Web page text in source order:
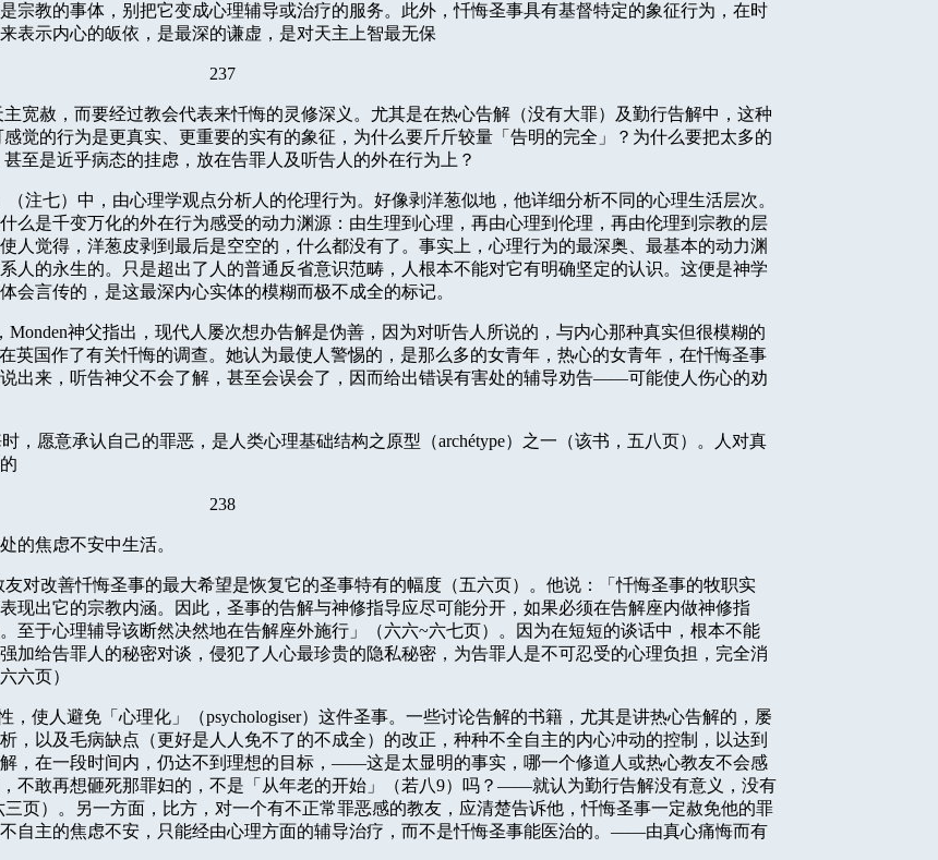
宗教的事体，别把它变成心理辅导或治疗的服务。此外，忏悔圣事具有基督特定的象征行为，在时
表示内心的皈依，是最深的谦虚，是对天主上智最无保
237
宽赦，而要经过教会代表来忏悔的灵修深义。尤其是在热心告解（没有大罪）及勤行告解中，这种
觉的行为是更真实、更重要的实有的象征，为什么要斤斤较量「告明的完全」？为什么要把太多的
至是近乎病态的挂虑，放在告罪人及听告人的外在行为上？
注七）中，由心理学观点分析人的伦理行为。好像剥洋葱似地，他详细分析不同的心理生活层次。
么是千变万化的外在行为感受的动力渊源：由生理到心理，再由心理到伦理，再由伦理到宗教的层
觉得，洋葱皮剥到最后是空空的，什么都没有了。事实上，心理行为的最深奥、最基本的动力渊
人的永生的。只是超出了人的普通反省意识范畴，人根本不能对它有明确坚定的认识。这便是神学
会言传的，是这最深内心实体的模糊而极不成全的标记。
Monden神父指出，现代人屡次想办告解是伪善，因为对听告人所说的，与内心那种真实但很模糊的
英国作了有关忏悔的调查。她认为最使人警惕的，是那么多的女青年，热心的女青年，在忏悔圣事
出来，听告神父不会了解，甚至会误会了，因而给出错误有害处的辅导劝告——可能使人伤心的劝
，愿意承认自己的罪恶，是人类心理基础结构之原型（archétype）之一（该书，五八页）。人对真
238
的焦虑不安中生活。
对改善忏悔圣事的最大希望是恢复它的圣事特有的幅度（五六页）。他说：「忏悔圣事的牧职实
现出它的宗教内涵。因此，圣事的告解与神修指导应尽可能分开，如果必须在告解座内做神修指
至于心理辅导该断然决然地在告解座外施行」（六六~六七页）。因为在短短的谈话中，根本不能
加给告罪人的秘密对谈，侵犯了人心最珍贵的隐私秘密，为告罪人是不可忍受的心理负担，完全消
六页）
，使人避免「心理化」（psychologiser）这件圣事。一些讨论告解的书籍，尤其是讲热心告解的，屡
，以及毛病缺点（更好是人人免不了的不成全）的改正，种种不全自主的内心冲动的控制，以达到
，在一段时间内，仍达不到理想的目标，——这是太显明的事实，哪一个修道人或热心教友不会感
不敢再想砸死那罪妇的，不是「从年老的开始」（若八9）吗？——就认为勤行告解没有意义，没有
三页）。另一方面，比方，对一个有不正常罪恶感的教友，应清楚告诉他，忏悔圣事一定赦免他的罪
自主的焦虑不安，只能经由心理方面的辅导治疗，而不是忏悔圣事能医治的。——由真心痛悔而有